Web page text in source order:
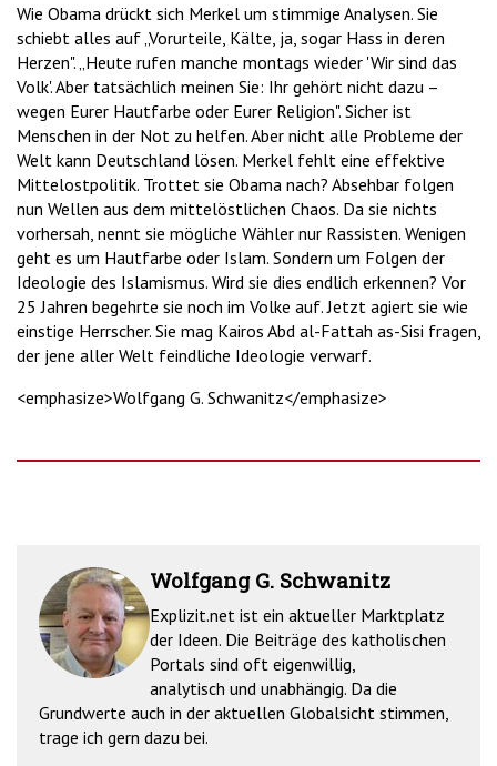
Wie Obama drückt sich Merkel um stimmige Analysen. Sie
schiebt alles auf „Vorurteile, Kälte, ja, sogar Hass in deren
Herzen". „Heute rufen manche montags wieder 'Wir sind das
Volk'. Aber tatsächlich meinen Sie: Ihr gehört nicht dazu –
wegen Eurer Hautfarbe oder Eurer Religion". Sicher ist
Menschen in der Not zu helfen. Aber nicht alle Probleme der
Welt kann Deutschland lösen. Merkel fehlt eine effektive
Mittelostpolitik. Trottet sie Obama nach? Absehbar folgen
nun Wellen aus dem mittelöstlichen Chaos. Da sie nichts
vorhersah, nennt sie mögliche Wähler nur Rassisten. Wenigen
geht es um Hautfarbe oder Islam. Sondern um Folgen der
Ideologie des Islamismus. Wird sie dies endlich erkennen? Vor
25 Jahren begehrte sie noch im Volke auf. Jetzt agiert sie wie
einstige Herrscher. Sie mag Kairos Abd al-Fattah as-Sisi fragen,
der jene aller Welt feindliche Ideologie verwarf.
<emphasize>Wolfgang G. Schwanitz</emphasize>
Wolfgang G. Schwanitz
Explizit.net ist ein aktueller Marktplatz
der Ideen. Die Beiträge des katholischen
Portals sind oft eigenwillig,
analytisch und unabhängig. Da die
Grundwerte auch in der aktuellen Globalsicht stimmen,
trage ich gern dazu bei.